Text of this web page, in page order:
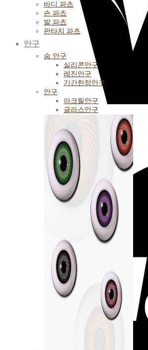
바디 파츠
손 파츠
발 파츠
판타지 파츠
안구
숨 안구
실리콘안구
레진안구
기간한정안구
안구
아크릴안구
글라스안구